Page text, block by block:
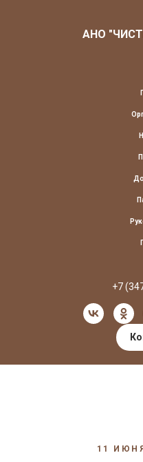
АНО
+7
11